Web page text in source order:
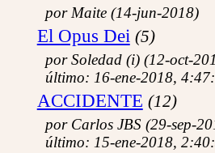
registrarme
«Mira que estoy a la puerta y llamo,
si alguno oye mi voz y me abre la puerta,
entraré en su casa y cenaré con él, y él
formación, reflexión y amistad en la fe,
línea desde el 20 de junio de 2003 ~
por Maite (14-jun-2018)
El Opus Dei (5)
por Soledad (i) (12-oct-
último: 16-ene-2018,
ACCIDENTE (12)
por Carlos JBS (29-sep-
último: 15-ene-2018,